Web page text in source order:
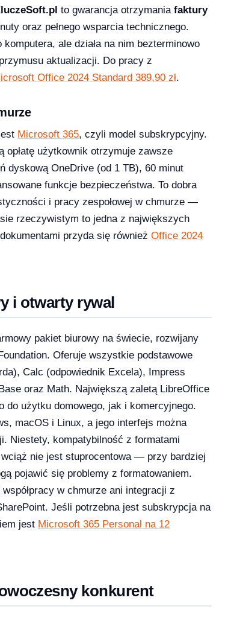
dotyczy
to gwarancja otrzymania faktury
oraz pełnego wsparcia technicznego.
ale działa na nim bezterminowo
aktualizacji. Do pracy z
Office 2024 Standard 389,90 zł.
Microsoft 365, czyli model subskrypcyjny.
użytkownik otrzymuje zawsze
dyskową OneDrive (od 1 TB), 60 minut
funkcje bezpieczeństwa. To dobra
i pracy zespołowej w chmurze —
rzeczywistym to jedna z największych
przyda się również Office 2024
i otwarty rywal
pakiet biurowy na świecie, rozwijany
Oferuje wszystkie podstawowe
Calc (odpowiednik Excela), Impress
oraz Math. Największą zaletą LibreOffice
do użytku domowego, jak i komercyjnego.
macOS i Linux, a jego interfejs można
Niestety, kompatybilność z formatami
nie jest stuprocentowa — przy bardziej
pojawić się problemy z formatowaniem.
w chmurze ani integracji z
Jeśli potrzebna jest subskrypcja na
jest Microsoft 365 Personal na 12
konkurent